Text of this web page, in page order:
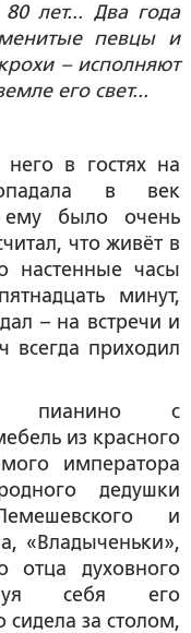
лет... Два года
певцы и
– исполняют
его свет...
в гостях на
в век
ему было очень
что живёт в
настенные часы
минут,
– на встречи и
всегда приходил
пианино с
из красного
императора
дедушки
и
«Владыченьки»,
отца духовного
себя его
за столом,